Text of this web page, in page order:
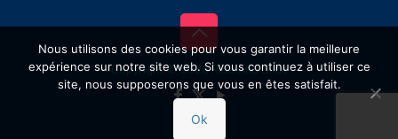
Copyright © 2026 Ride And Slide
Nous utilisons des cookies pour vous garantir la meilleure
expérience sur notre site web. Si vous continuez à utiliser ce
site, nous supposerons que vous en êtes satisfait.
Ok